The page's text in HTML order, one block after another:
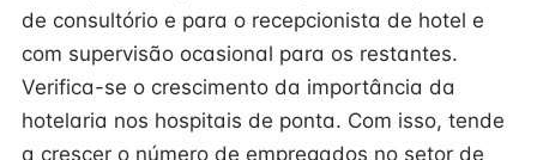
de consultório e para o recepcionista de hotel e
com supervisão ocasional para os restantes.
Verifica-se o crescimento da importância da
hotelaria nos hospitais de ponta. Com isso, tende
a crescer o número de empregados no setor de